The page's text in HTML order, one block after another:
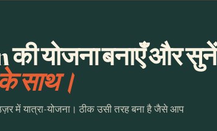
योजना बनाएँ और सुनें
साथ।
में यात्रा-योजना। ठीक उसी तरह बना है जैसे आप